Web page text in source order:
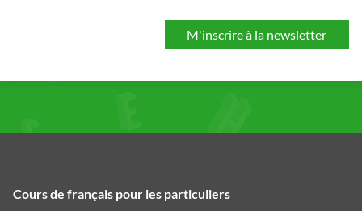
Cours de français pour les particuliers